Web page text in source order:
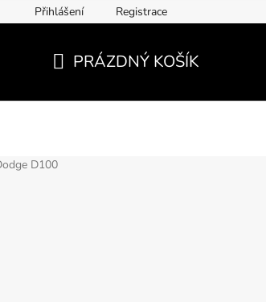
Přihlášení Registrace
PRÁZDNÝ KOŠÍK
D100